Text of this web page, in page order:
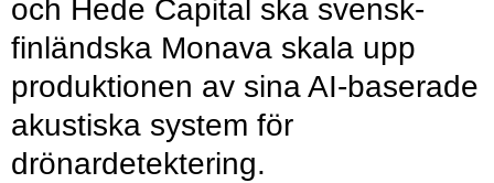
och Hede Capital ska svensk-
finländska Monava skala upp
produktionen av sina AI-baserade
akustiska system för
drönardetektering.